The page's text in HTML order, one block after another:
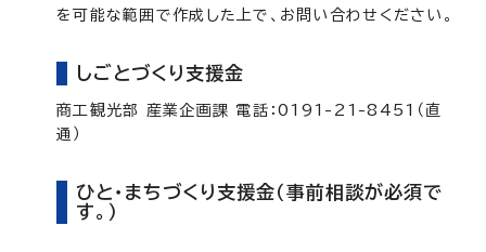
を可能な範囲で作成した上で、お問い合わせください。
しごとづくり支援金
商工観光部 産業企画課 電話：0191-21-8451（直
通）
ひと・まちづくり支援金（事前相談が必須で
す。）